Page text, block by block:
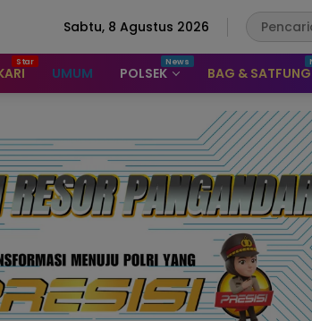
Sabtu, 8 Agustus 2026
UMUM POLSEK BAG & SATFUNG